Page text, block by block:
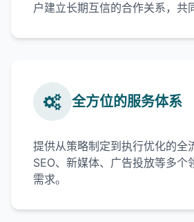
户建立长期互信的合作关系，共
全方位的服务体系
提供从策略制定到执行优化的全
SEO、新媒体、广告投放等多个
需求。